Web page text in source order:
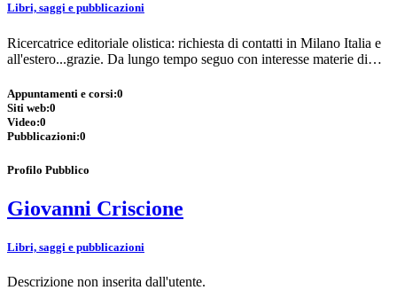
Libri, saggi e pubblicazioni
Ricercatrice editoriale olistica: richiesta di contatti in Milano Italia e
all'estero...grazie. Da lungo tempo seguo con interesse materie di…
Appuntamenti e corsi:0
Siti web:0
Video:0
Pubblicazioni:0
Profilo Pubblico
Giovanni Criscione
Libri, saggi e pubblicazioni
Descrizione non inserita dall'utente.